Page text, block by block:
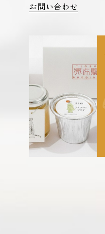
お問い合わせ